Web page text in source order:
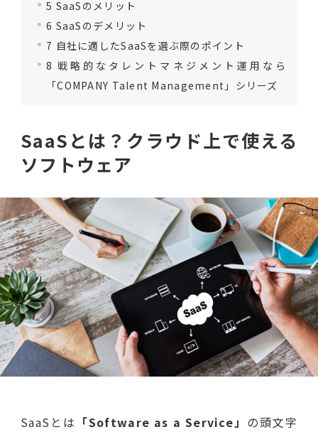
5 SaaSのメリット
6 SaaSのデメリット
7 自社に適したSaaSを選ぶ際のポイント
8 戦略的なタレントマネジメント運用なら
「COMPANY Talent Management」シリーズ
SaaSとは？クラウド上で使える
ソフトウェア
SaaSとは 「Software as a Service」 の頭文字